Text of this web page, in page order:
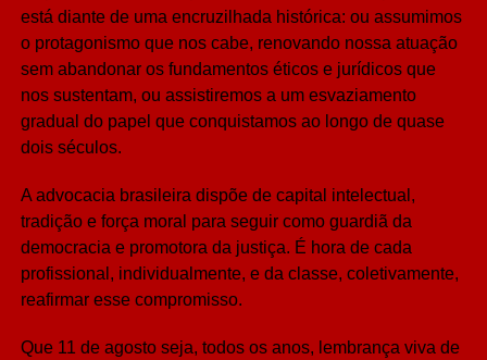
está diante de uma encruzilhada histórica: ou assumimos
o protagonismo que nos cabe, renovando nossa atuação
sem abandonar os fundamentos éticos e jurídicos que
nos sustentam, ou assistiremos a um esvaziamento
gradual do papel que conquistamos ao longo de quase
dois séculos.
A advocacia brasileira dispõe de capital intelectual,
tradição e força moral para seguir como guardiã da
democracia e promotora da justiça. É hora de cada
profissional, individualmente, e da classe, coletivamente,
reafirmar esse compromisso.
Que 11 de agosto seja, todos os anos, lembrança viva de